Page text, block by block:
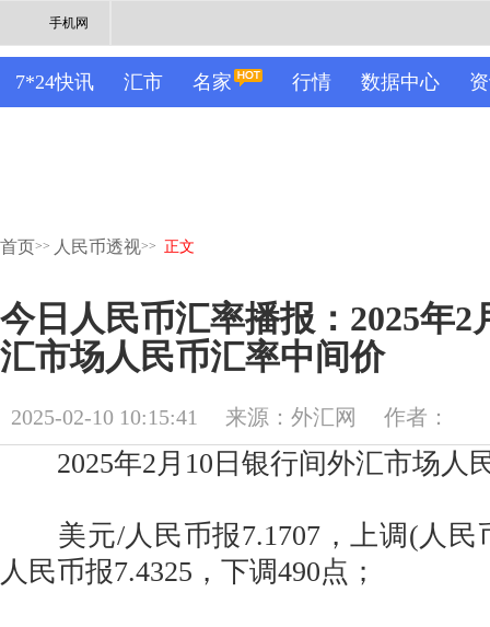
手机网
7*24快讯 汇市 名家 行情 数据中心
首页>> 人民币透视>> 正文
今日人民币汇率播报：2025年2
汇市场人民币汇率中间价
2025-02-10 10:15:41 来源：外汇网 作者：
2025年2月10日银行间外汇市场人
美元/人民币报7.1707，上调(人民
人民币报7.4325，下调490点；